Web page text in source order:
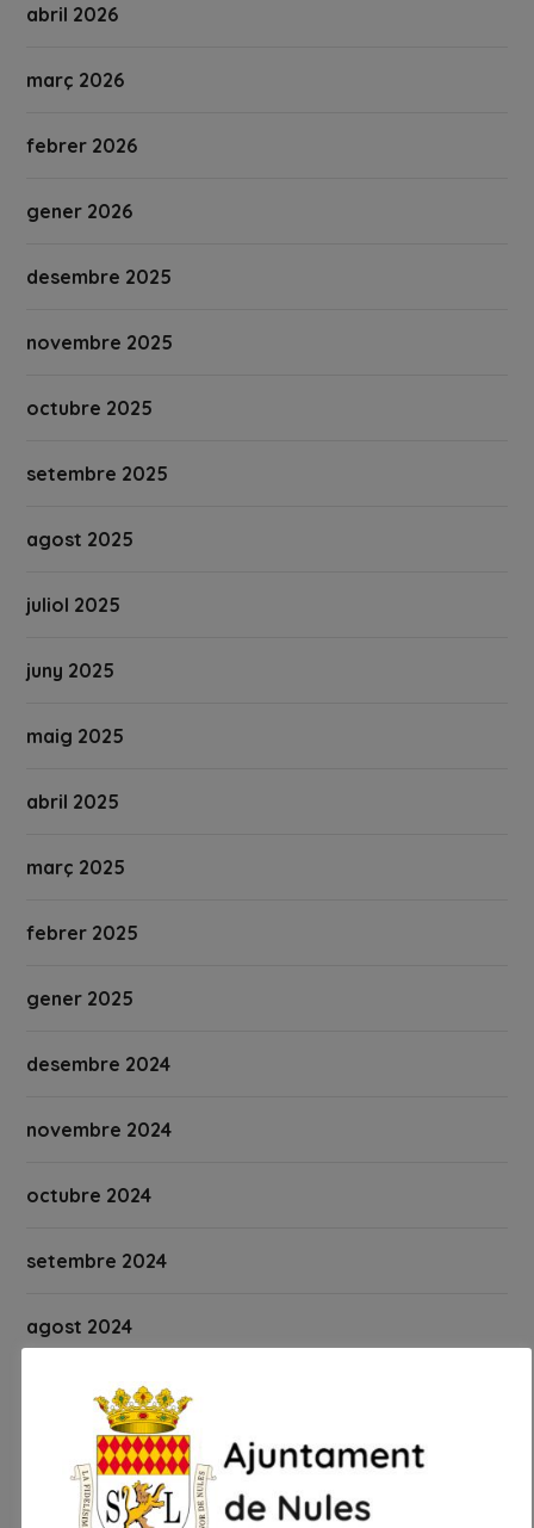
abril 2026
març 2026
febrer 2026
gener 2026
desembre 2025
novembre 2025
octubre 2025
setembre 2025
agost 2025
juliol 2025
juny 2025
maig 2025
abril 2025
març 2025
febrer 2025
gener 2025
desembre 2024
novembre 2024
octubre 2024
setembre 2024
agost 2024
juliol 2024
juny 2024
maig 2024